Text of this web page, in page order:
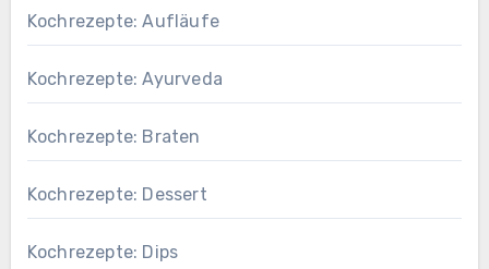
Kochrezepte: Aufläufe
Kochrezepte: Ayurveda
Kochrezepte: Braten
Kochrezepte: Dessert
Kochrezepte: Dips